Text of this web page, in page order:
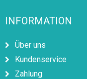
INFORMATION
Über uns
Kundenservice
Zahlung